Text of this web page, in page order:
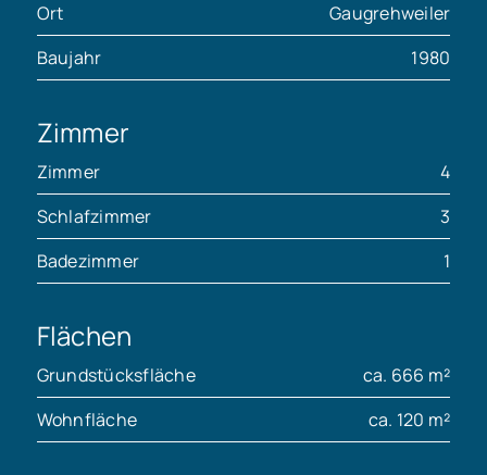
Ort
Gaugrehweiler
Baujahr
1980
Zimmer
Zimmer
4
Schlafzimmer
3
Badezimmer
1
Flächen
Grundstücksfläche
ca. 666 m²
Wohnfläche
ca. 120 m²